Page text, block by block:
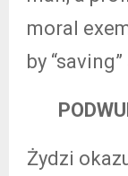
moral
by
Żydzi